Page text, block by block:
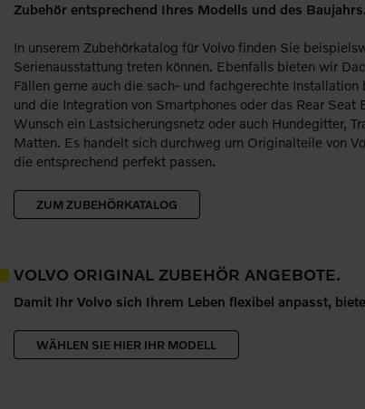
Zubehör entsprechend Ihres Modells und des
In unserem Zubehörkatalog für Volvo finden Sie
Serienausstattung treten können. Ebenfalls bieten wir
Fällen gerne auch die sach- und fachgerechte
und die Integration von Smartphones oder das Rear
Wunsch ein Lastsicherungsnetz oder auch Hundegitter,
Matten. Es handelt sich durchweg um Originalteile von
die entsprechend perfekt passen.
ZUM ZUBEHÖRKATALOG
VOLVO ORIGINAL ZUBEHÖR ANGEBOTE.
Damit Ihr Volvo sich Ihrem Leben flexibel anpasst,
WÄHLEN SIE HIER IHR MODELL